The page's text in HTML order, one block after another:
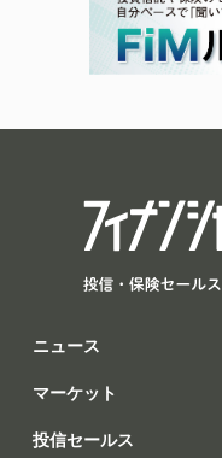
ニュース
マーケット
投信セールス